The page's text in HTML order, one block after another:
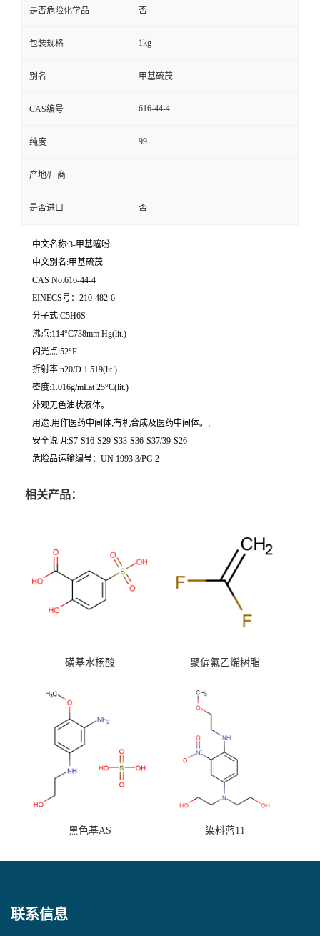
是否危险化学品 否
包装规格 1kg
别名 甲基硫茂
CAS编号 616-44-4
纯度 99
产地/厂商
是否进口 否
中文名称:3-甲基噻吩
中文别名:甲基硫茂
CAS No:616-44-4
EINECS号：210-482-6
分子式:C5H6S
沸点:114°C738mm Hg(lit.)
闪光点:52°F
折射率:n20/D 1.519(lit.)
密度:1.016g/mLat 25°C(lit.)
外观无色油状液体。
用途:用作医药中间体;有机合成及医药中间体。;
安全说明:S7-S16-S29-S33-S36-S37/39-S26
危险品运输编号：UN 1993 3/PG 2
相关产品：
磺基水杨酸 聚偏氟乙烯树脂
黑色基AS 染料蓝11
联系信息